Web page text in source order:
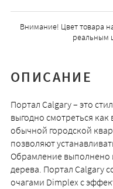
Внимание! Цвет товара
реальным
ОПИСАНИЕ
Портал Calgary – это
выгодно смотреться
обычной городской
позволяют
Обрамление выполнено
дерева. Портал Calgary
очагами Dimplex с